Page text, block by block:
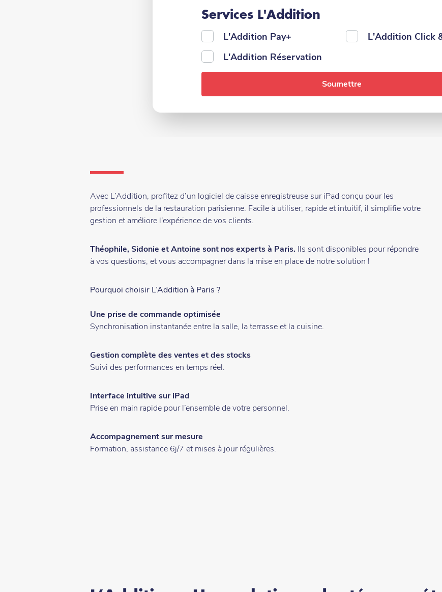
Services L'Addition
L'Addition Pay+
L'Addition Click
L'Addition Réservation
Avec L’Addition, profitez d’un logiciel de caisse enregistreuse sur iPad conçu pour les
professionnels de la restauration parisienne. Facile à utiliser, rapide et intuitif, il simplifie votre
gestion et améliore l’expérience de vos clients.
Théophile, Sidonie et Antoine sont nos experts à Paris. Ils sont disponibles pour répondre
à vos questions, et vous accompagner dans la mise en place de notre solution !
Pourquoi choisir L’Addition à Paris ?
Une prise de commande optimisée
Synchronisation instantanée entre la salle, la terrasse et la cuisine.
Gestion complète des ventes et des stocks
Suivi des performances en temps réel.
Interface intuitive sur iPad
Prise en main rapide pour l’ensemble de votre personnel.
Accompagnement sur mesure
Formation, assistance 6j/7 et mises à jour régulières.